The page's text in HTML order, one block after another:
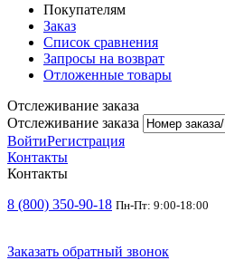
Покупателям
Заказ
Список сравнения
Запросы на возврат
Отложенные товары
Отслеживание заказа
Отслеживание заказа
ВойтиРегистрация
Контакты
Контакты
8 (800) 350-90-18 Пн-Пт: 9:00-18:00
Заказать обратный звонок